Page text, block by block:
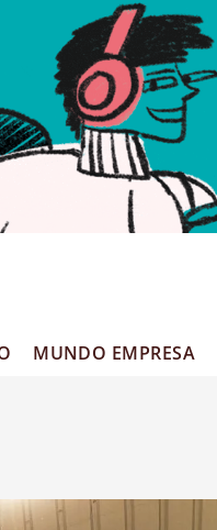
MUNDO EMPRESA